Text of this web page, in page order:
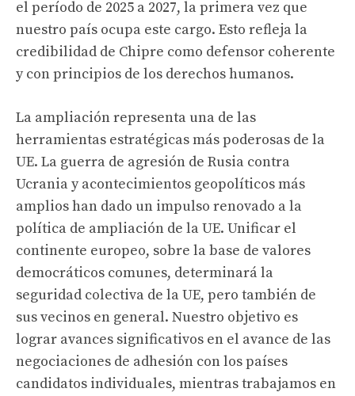
el período de 2025 a 2027, la primera vez que
nuestro país ocupa este cargo. Esto refleja la
credibilidad de Chipre como defensor coherente
y con principios de los derechos humanos.
La ampliación representa una de las
herramientas estratégicas más poderosas de la
UE. La guerra de agresión de Rusia contra
Ucrania y acontecimientos geopolíticos más
amplios han dado un impulso renovado a la
política de ampliación de la UE. Unificar el
continente europeo, sobre la base de valores
democráticos comunes, determinará la
seguridad colectiva de la UE, pero también de
sus vecinos en general. Nuestro objetivo es
lograr avances significativos en el avance de las
negociaciones de adhesión con los países
candidatos individuales, mientras trabajamos en